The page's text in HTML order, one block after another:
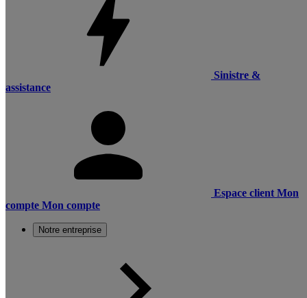
Sinistre &
assistance
Espace client Mon
compte Mon compte
Notre entreprise